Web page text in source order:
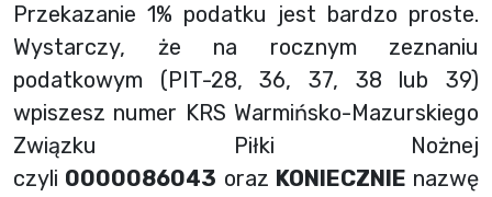
Przekazanie 1% podatku jest bardzo proste.
Wystarczy, że na rocznym zeznaniu
podatkowym (PIT-28, 36, 37, 38 lub 39)
wpiszesz numer KRS Warmińsko-Mazurskiego
Związku Piłki Nożnej
czyli 0000086043 oraz KONIECZNIE nazwę